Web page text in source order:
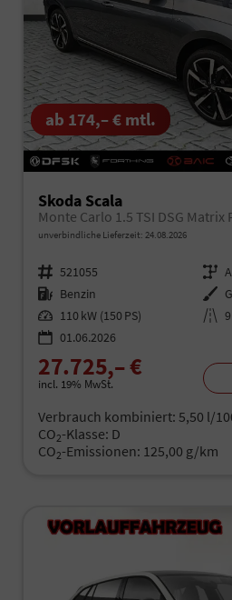
ab 174,– € mtl.
Skoda Scala
Monte Carlo 1.5 TSI DSG Matrix
unverbindliche Lieferzeit: 24.08.2026
Fahrzeugnr. 521055 Getriebe
Kraftstoff Benzin Außenfarbe
Leistung 110 kW (150 PS) Kilometerstand
01.06.2026
27.725,– €
incl. 19% MwSt.
Verbrauch kombiniert: 5,50 l/
CO2-Klasse: D
CO2-Emissionen: 125,00 g/km